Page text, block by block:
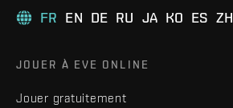
FR EN DE RU JA KO ES ZH
JOUER À EVE ONLINE
Jouer gratuitement